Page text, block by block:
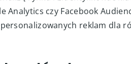
kim jest idealny odbiorca,
zainteresowane produktem
rynku i zidentyfikować